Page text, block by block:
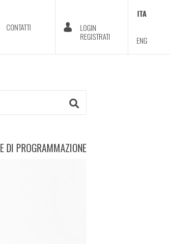
CONTATTI
LOGIN
REGISTRATI
ITA
ENG
DI PROGRAMMAZIONE